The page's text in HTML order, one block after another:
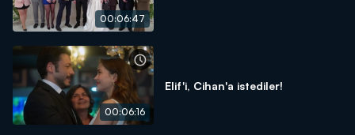
00:06:47
00:06:16
Elif'i, Cihan'a istediler!